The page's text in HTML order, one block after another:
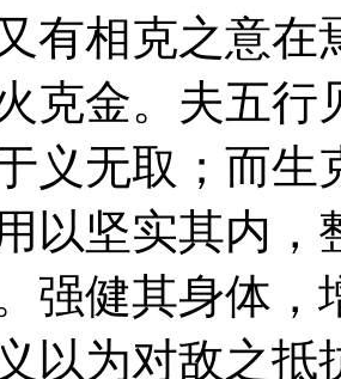
有相克之意
克金。夫五行
义无取；而
以坚实其内
强健其身体
以为对敌之抵